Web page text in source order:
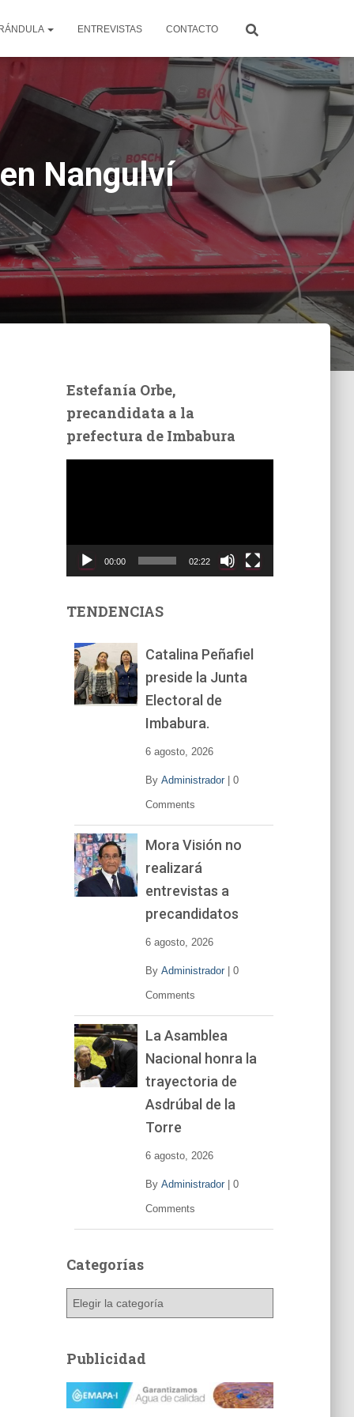
ENTREVISTAS CONTACTO
Nangulví
Estefanía Orbe,
precandidata a la
prefectura de Imbabura
t
00:00 02:22
TENDENCIAS
Catalina Peñafiel
preside la Junta
Electoral de
Imbabura.
6 agosto, 2026
By Administrador| 0
Comments
Mora Visión no
realizará
entrevistas a
precandidatos
6 agosto, 2026
By Administrador| 0
Comments
La Asamblea
Nacional honra la
trayectoria de
Asdrúbal de la
Torre
6 agosto, 2026
By Administrador| 0
Comments
Categorías
g
o
Publicidad